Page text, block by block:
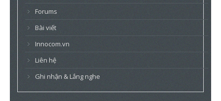
Forums
Bài viết
Innocom.vn
Liên hệ
Ghi nhận & Lắng nghe